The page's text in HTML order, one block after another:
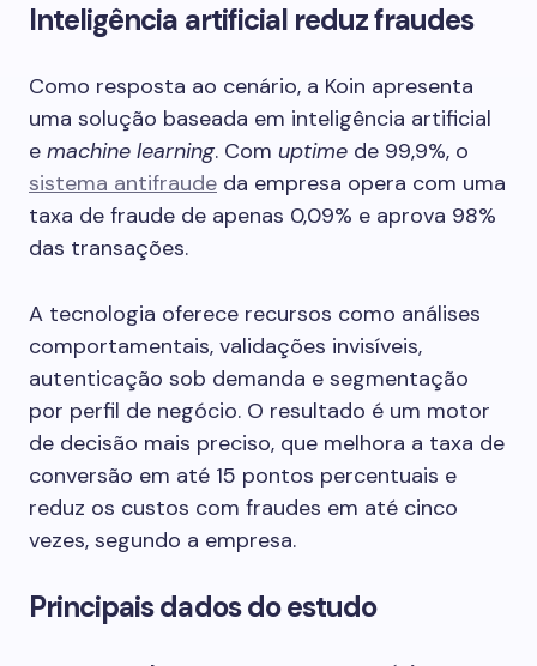
Inteligência artificial reduz fraudes
Como resposta ao cenário, a Koin apresenta
uma solução baseada em inteligência artificial
e machine learning. Com uptime de 99,9%, o
sistema antifraude da empresa opera com uma
taxa de fraude de apenas 0,09% e aprova 98%
das transações.
A tecnologia oferece recursos como análises
comportamentais, validações invisíveis,
autenticação sob demanda e segmentação
por perfil de negócio. O resultado é um motor
de decisão mais preciso, que melhora a taxa de
conversão em até 15 pontos percentuais e
reduz os custos com fraudes em até cinco
vezes, segundo a empresa.
Principais dados do estudo